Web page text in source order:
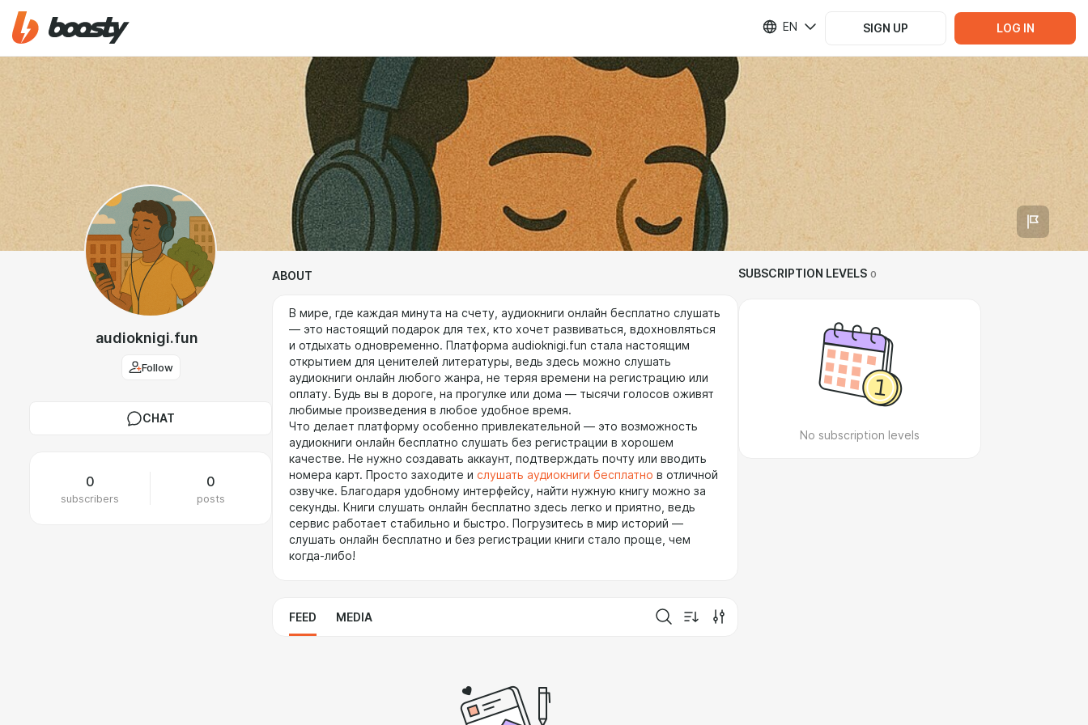
EN SIGN UP LOG IN
audioknigi.fun
Follow
CHAT
0
subscribers
0
posts
ABOUT
В мире, где каждая минута на счету, аудиокниги онлайн бесплатно слушать
— это настоящий подарок для тех, кто хочет развиваться, вдохновляться
и отдыхать одновременно. Платформа audioknigi.fun стала настоящим
открытием для ценителей литературы, ведь здесь можно слушать
аудиокниги онлайн любого жанра, не теряя времени на регистрацию или
оплату. Будь вы в дороге, на прогулке или дома — тысячи голосов оживят
любимые произведения в любое удобное время.
Что делает платформу особенно привлекательной — это возможность
аудиокниги онлайн бесплатно слушать без регистрации в хорошем
качестве. Не нужно создавать аккаунт, подтверждать почту или вводить
номера карт. Просто заходите и слушать аудиокниги бесплатно в отличной
озвучке. Благодаря удобному интерфейсу, найти нужную книгу можно за
секунды. Книги слушать онлайн бесплатно здесь легко и приятно, ведь
сервис работает стабильно и быстро. Погрузитесь в мир историй —
слушать онлайн бесплатно и без регистрации книги стало проще, чем
когда-либо!
FEED MEDIA
SUBSCRIPTION LEVELS 0
No subscription levels